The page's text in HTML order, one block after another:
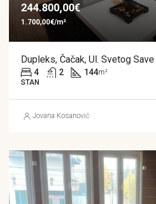
244.800,00€
1.700,00€/m²
Dupleks, Čačak, Ul. Svetog Save
4 2 144m²
STAN
Jovana Kosanović